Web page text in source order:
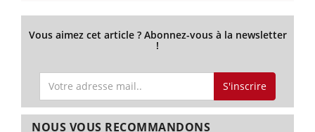
Vous aimez cet article ? Abonnez-vous à la newsletter
!
S'inscrire
NOUS VOUS RECOMMANDONS